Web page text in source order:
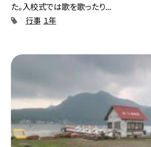
た。入校式では歌を歌ったり...
行事 １年